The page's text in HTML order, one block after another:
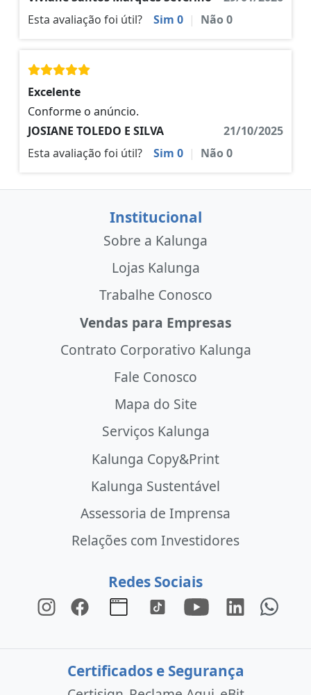
Esta avaliação foi útil?
Sim 0 | Não0
Excelente
Conforme o anúncio.
JOSIANE TOLEDO E SILVA
21/10/2025
Esta avaliação foi útil?
Sim 0 | Não0
Institucional
Sobre a Kalunga
Lojas Kalunga
Trabalhe Conosco
Vendas para Empresas
Contrato Corporativo Kalunga
Fale Conosco
Mapa do Site
Serviços Kalunga
Kalunga Copy&Print
Kalunga Sustentável
Assessoria de Imprensa
Relações com Investidores
Redes Sociais
Certificados e Segurança